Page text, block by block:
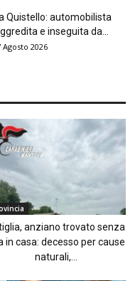
Quistello: automobilista
e inseguita da...
Agosto 2026
anziano trovato senza
in casa: decesso per cause
naturali,...